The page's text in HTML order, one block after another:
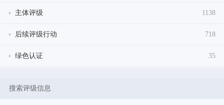
主体评级 1138
后续评级行动 718
绿色认证 35
搜索评级信息